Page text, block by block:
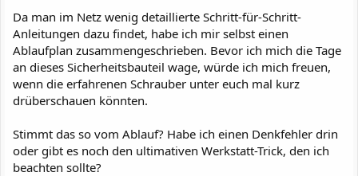
Da man im Netz wenig detaillierte Schritt-für-Schritt-
Anleitungen dazu findet, habe ich mir selbst einen
Ablaufplan zusammengeschrieben. Bevor ich mich die Tage
an dieses Sicherheitsbauteil wage, würde ich mich freuen,
wenn die erfahrenen Schrauber unter euch mal kurz
drüberschauen könnten.
Stimmt das so vom Ablauf? Habe ich einen Denkfehler drin
oder gibt es noch den ultimativen Werkstatt-Trick, den ich
beachten sollte?